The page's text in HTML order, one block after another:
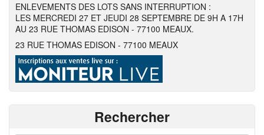
ENLEVEMENTS DES LOTS SANS INTERRUPTION :
LES MERCREDI 27 ET JEUDI 28 SEPTEMBRE DE 9H A 17H
AU 23 RUE THOMAS EDISON - 77100 MEAUX.
23 RUE THOMAS EDISON - 77100 MEAUX
Rechercher